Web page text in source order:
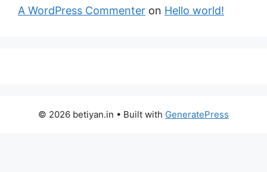
A WordPress Commenter on Hello world!
© 2026 betiyan.in • Built with GeneratePress